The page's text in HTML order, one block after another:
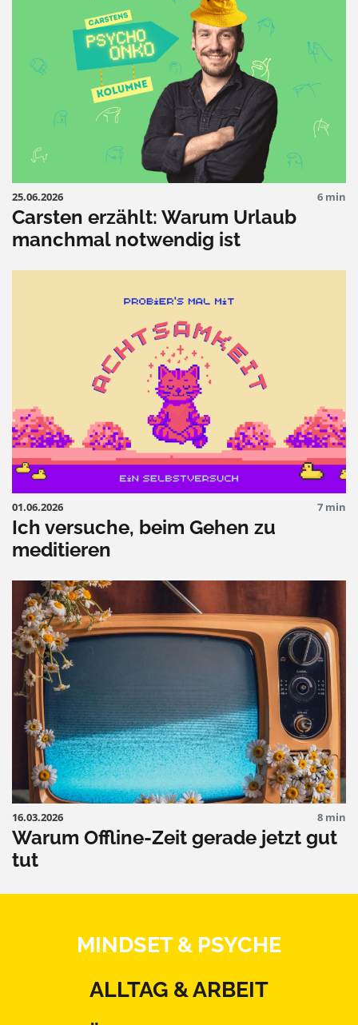
25.06.2026 6 min
Carsten erzählt: Warum Urlaub
manchmal notwendig ist
01.06.2026 7 min
Ich versuche, beim Gehen zu
meditieren
16.03.2026 8 min
Warum Offline-Zeit gerade jetzt gut
tut
MINDSET & PSYCHE
ALLTAG & ARBEIT